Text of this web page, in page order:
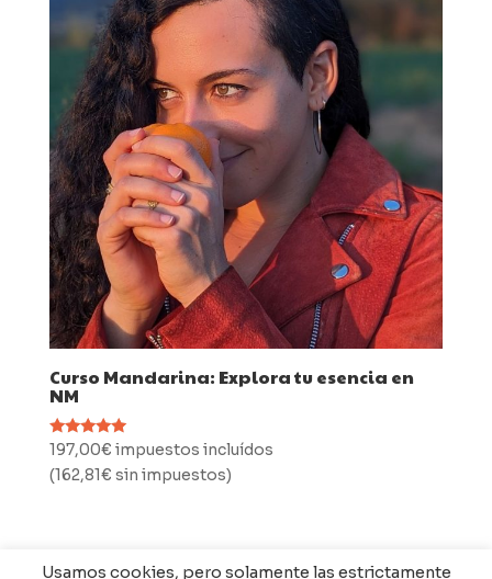
Curso Mandarina: Explora tu esencia en
NM
Valorado
5.00
197,00€ impuestos incluídos
(162,81€ sin impuestos)
Usamos cookies, pero solamente las estrictamente